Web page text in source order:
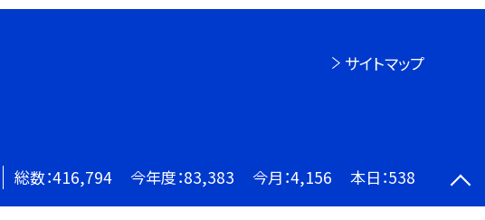
サイトマップ
総数：416,794 今年度：83,383 今月：4,156 本日：538